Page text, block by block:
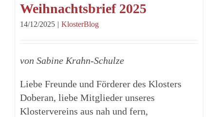
Weihnachtsbrief 2025
14/12/2025 | KlosterBlog
von Sabine Krahn-Schulze
Liebe Freunde und Förderer des Klosters
Doberan, liebe Mitglieder unseres
Klostervereins aus nah und fern,